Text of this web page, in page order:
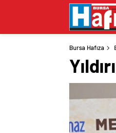
Bursa Hafıza